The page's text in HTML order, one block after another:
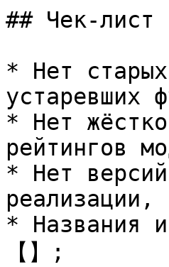
## Чек-лист
* Нет
устаревших
* Нет жёстко
рейтингов
* Нет
реализации,
* Названия
【】;